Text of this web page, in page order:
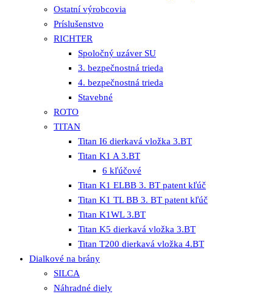
Ostatní výrobcovia
Príslušenstvo
RICHTER
Spoločný uzáver SU
3. bezpečnostná trieda
4. bezpečnostná trieda
Stavebné
ROTO
TITAN
Titan I6 dierkavá vložka 3.BT
Titan K1 A 3.BT
6 kľúčové
Titan K1 ELBB 3. BT patent kľúč
Titan K1 TL BB 3. BT patent kľúč
Titan K1WL 3.BT
Titan K5 dierkavá vložka 3.BT
Titan T200 dierkavá vložka 4.BT
Dialkové na brány
SILCA
Náhradné diely